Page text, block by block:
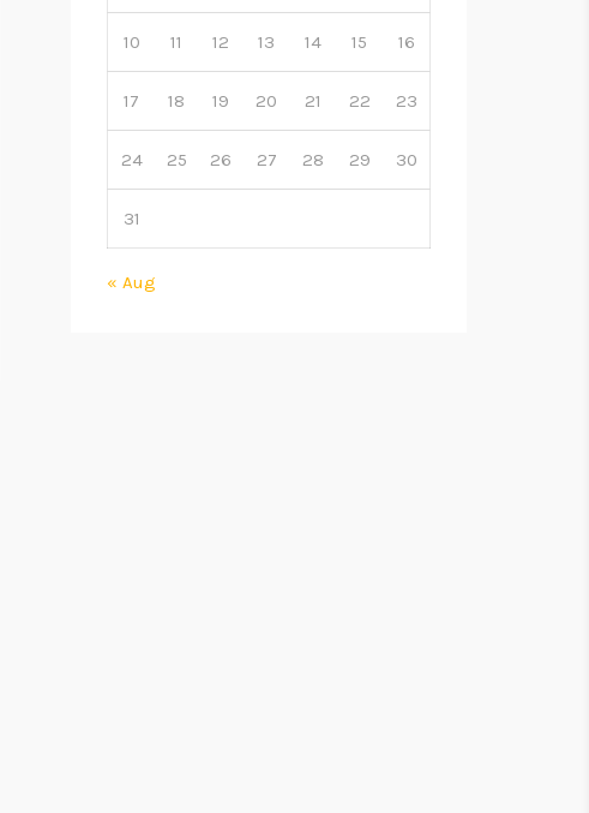
10 11 12 13 14 15 16
17 18 19 20 21 22 23
24 25 26 27 28 29 30
31
« Aug